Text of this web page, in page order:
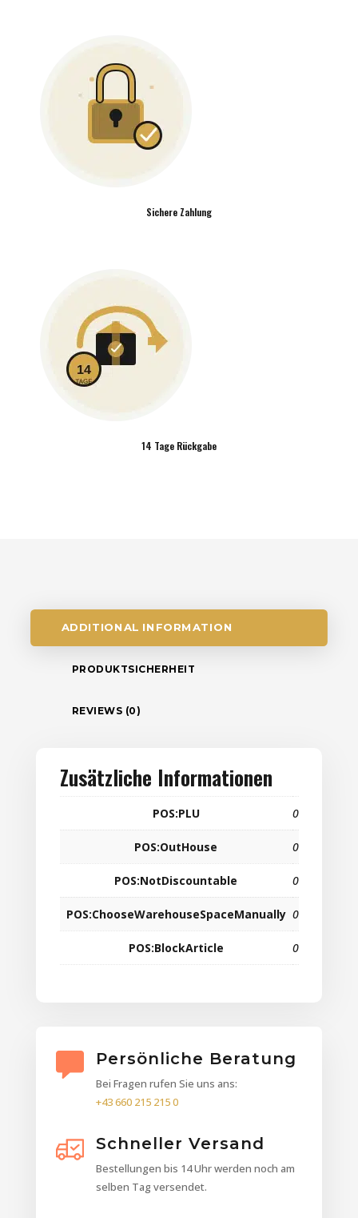
Sichere Zahlung
14 Tage Rückgabe
ADDITIONAL INFORMATION
PRODUKTSICHERHEIT
REVIEWS (0)
Zusätzliche Informationen
POS:PLU 0
POS:OutHouse 0
POS:NotDiscountable 0
POS:ChooseWarehouseSpaceManually 0
POS:BlockArticle 0
Persönliche Beratung
Bei Fragen rufen Sie uns ans:
+43 660 215 215 0
Schneller Versand
Bestellungen bis 14 Uhr werden noch am
selben Tag versendet.